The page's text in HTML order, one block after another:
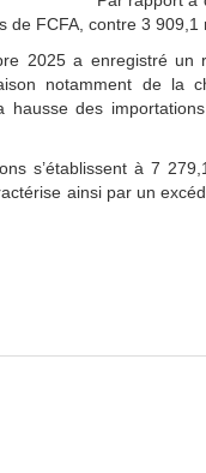
FCFA, contre 3 909,1
2025 a enregistré
notamment de la
hausse des
s’établissent à 7
ainsi par un